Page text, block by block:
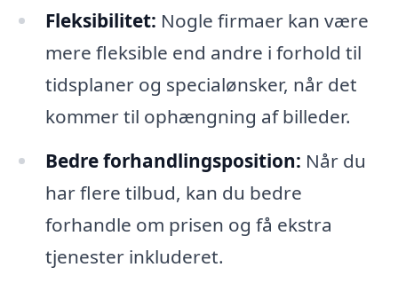
Fleksibilitet: Nogle firmaer kan være
mere fleksible end andre i forhold til
tidsplaner og specialønsker, når det
kommer til ophængning af billeder.
Bedre forhandlingsposition: Når du
har flere tilbud, kan du bedre
forhandle om prisen og få ekstra
tjenester inkluderet.